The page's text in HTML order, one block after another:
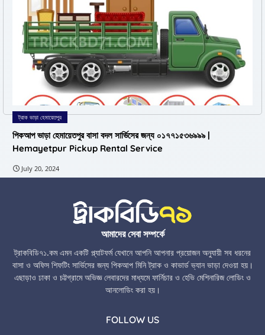
ট্রাক ভাড়া হেমায়েতপুর
পিকআপ ভাড়া হেমায়েতপুর বাসা বদল সার্ভিসের জন্য ০১৭৭১৫৩৬৯৯৯ |
Hemayetpur Pickup Rental Service
July 20, 2024
আমাদের সেবা সম্পর্কে
ট্রাকবিডি৭১.কম এমন একটি প্ল্যাটফর্ম যেখানে আপনি আপনার প্রয়োজন অনুযায়ী সব ধরনের
বাসা ও অফিস শিফটিং সার্ভিসের জন্য পিকআপ মিনি ট্রাক ও কাভার্ড ভ্যান ভাড়া দেওয়া হয়।
এছাড়াও ঢাকা ও চট্টগ্রামে অভিজ্ঞ লেবারদের মাধ্যমে ফার্নিচার ও হেভি মেশিনারিজ লোডিং ও
আনলোডিং করা হয়।
FOLLOW US